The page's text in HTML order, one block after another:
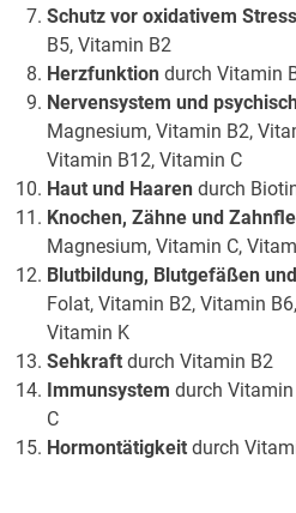
Schutz vor oxidativem
B5, Vitamin B2
Herzfunktiondurch Vitamin
Nervensystem und
Magnesium, Vitamin B2,
Vitamin B12, Vitamin C
Haut und Haarendurch
Knochen, Zähne und
Magnesium, Vitamin C,
Blutbildung, Blutgefäßen
Folat, Vitamin B2, Vitamin
Vitamin K
Sehkraftdurch Vitamin B2
Immunsystemdurch
C
Hormontätigkeitdurch